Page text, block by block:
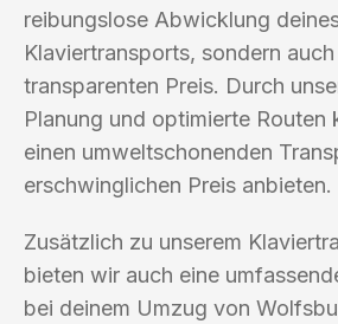
reibungslose Abwicklung
Klaviertransports, sondern
transparenten Preis. Durch
Planung und optimierte Routen
einen umweltschonenden
erschwinglichen Preis anbieten.
Zusätzlich zu unserem
bieten wir auch eine
bei deinem Umzug von